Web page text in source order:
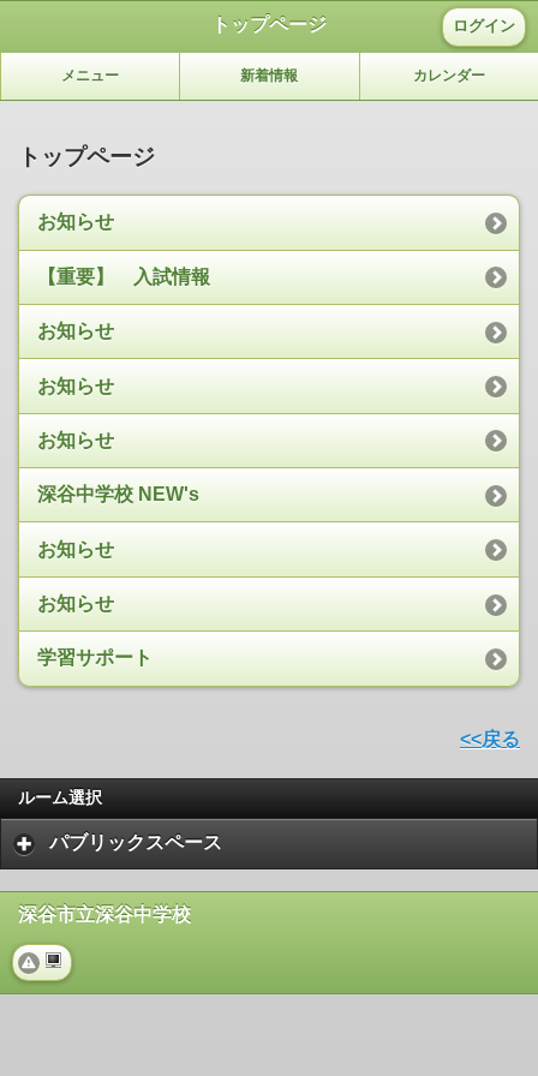
トップページ ログイン
メニュー 新着情報 カレンダー
トップページ
お知らせ
【重要】 入試情報
お知らせ
お知らせ
お知らせ
深谷中学校 NEW's
お知らせ
お知らせ
学習サポート
<<戻る
ルーム選択
パブリックスペース
深谷市立深谷中学校